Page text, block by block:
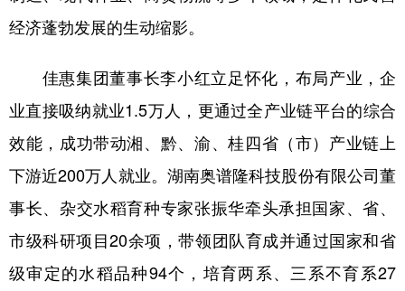
经济蓬勃发展的生动缩影。
佳惠集团董事长李小红立足怀化，布局产业，企
业直接吸纳就业1.5万人，更通过全产业链平台的综合
效能，成功带动湘、黔、渝、桂四省（市）产业链上
下游近200万人就业。湖南奥谱隆科技股份有限公司董
事长、杂交水稻育种专家张振华牵头承担国家、省、
市级科研项目20余项，带领团队育成并通过国家和省
级审定的水稻品种94个，培育两系、三系不育系27